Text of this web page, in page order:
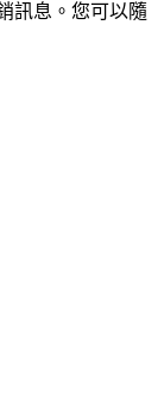
訊息。您可以隨